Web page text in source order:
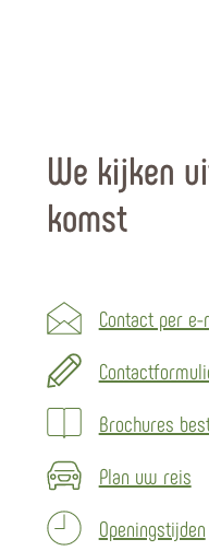
We kijken
komst
Contact per e-
Brochures
Plan uw reis
Openingstijden